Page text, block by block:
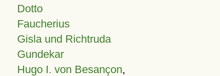
Dotto
Faucherius
Gisla und Richtruda
Gundekar
Hugo I. von Besançon,